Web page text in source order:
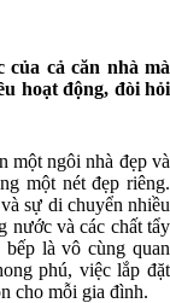
của cả căn nhà mà
hoạt động, đòi hỏi
một ngôi nhà đẹp và
một nét đẹp riêng.
sự di chuyển nhiều
nước và các chất tẩy
là vô cùng quan
phú, việc lắp đặt
cho mỗi gia đình.